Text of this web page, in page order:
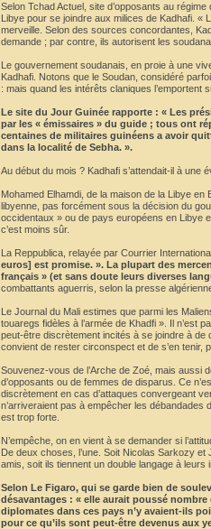
Selon Tchad Actuel, site d’opposants au
Libye pour se joindre aux milices de Kadhafi. «
merveille. Selon des sources concordantes,
demande ; par contre, ils autorisent les
Le gouvernement soudanais, en proie à une
Kadhafi. Notons que le Soudan, considéré
: mais quand les intérêts claniques
Le site du Jour Guinée rapporte : « Les
par les « émissaires » du guide ; tous ont
centaines de militaires guinéens a avoir
dans la localité de Sebha. ».
Au début du mois ? Kadhafi s’attendait-il à une
Mohamed Elhamdi, de la maison de la Libye
libyenne, pas forcément sous la décision du
occidentaux » ou de pays européens en Libye
c’est moins sûr.
La Reppublica, relayée par Courrier
euros] est promise. ». La plupart des
français » (et sans doute leurs diverses
combattants aguerris, selon la presse
Le Journal du Mali estimes que parmi les
touaregs fidèles à l’armée de Khadfi ». Il n’est
peut-être discrètement incités à se joindre à
convient de rester circonspect et de s’en tenir,
Souvenez-vous de l’Arche de Zoé, mais aussi
d’opposants ou de femmes de disparus. Ce
discrètement en cas d’attaques convergeant
n’arriveraient pas à empêcher les
est trop forte.
N’empêche, on en vient à se demander si
De deux choses, l’une. Soit Nicolas Sarkozy
amis, soit ils tiennent un double langage à leurs
Selon Le Figaro, qui se garde bien de
désavantages : « elle aurait poussé
diplomates dans ces pays n’y avaient-ils
pour ce qu’ils sont peut-être devenus aux